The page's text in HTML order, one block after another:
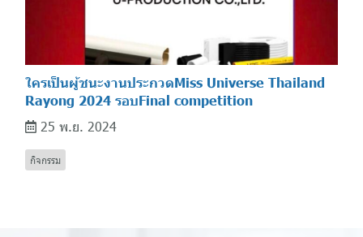
ใครเป็นผู้ชนะงานประกวดMiss Universe Thailand
Rayong 2024 รอบFinal competition
25 พ.ย. 2024
กิจกรรม